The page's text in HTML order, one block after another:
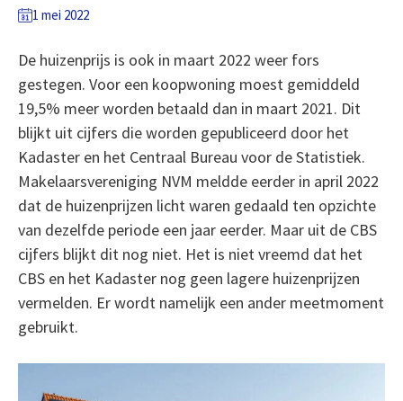
1 mei 2022
De huizenprijs is ook in maart 2022 weer fors
gestegen. Voor een koopwoning moest gemiddeld
19,5% meer worden betaald dan in maart 2021. Dit
blijkt uit cijfers die worden gepubliceerd door het
Kadaster en het Centraal Bureau voor de Statistiek.
Makelaarsvereniging NVM meldde eerder in april 2022
dat de huizenprijzen licht waren gedaald ten opzichte
van dezelfde periode een jaar eerder. Maar uit de CBS
cijfers blijkt dit nog niet. Het is niet vreemd dat het
CBS en het Kadaster nog geen lagere huizenprijzen
vermelden. Er wordt namelijk een ander meetmoment
gebruikt.